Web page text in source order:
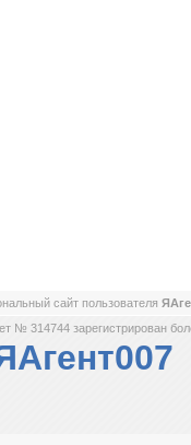
сайт пользователя
№ 314744 зарегистрирован